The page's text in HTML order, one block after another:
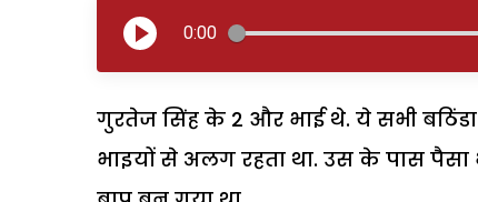
0:00
गुरतेज सिंह के 2 और भाई थे. ये सभी
भाइयों से अलग रहता था. उस के पास पैसा